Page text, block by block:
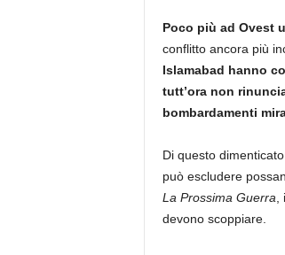
Poco più ad Ovest
conflitto ancora più
Islamabad hanno
tutt’ora non
bombardamenti
Di questo
può escludere
La Prossima Guerra
devono scoppiare.